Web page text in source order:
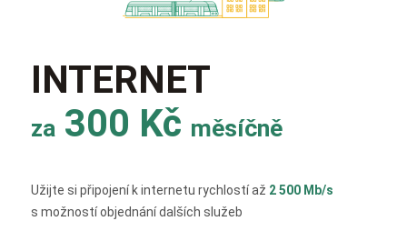
INTERNET
za300 Kč měsíčně
Užijte si připojení k internetu rychlostí až 2 500 Mb/s
s možností objednání dalších služeb